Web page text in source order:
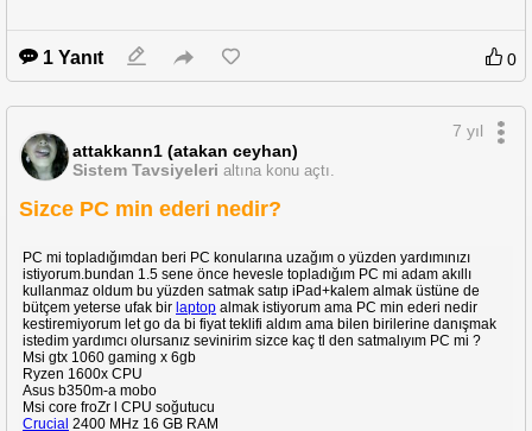
1 Yanıt 0
attakkann1 (atakan ceyhan)
Sistem Tavsiyeleri altına konu açtı.
7 yıl
Sizce PC min ederi nedir?
PC mi topladığımdan beri PC konularına uzağım o yüzden yardımınızı
istiyorum.bundan 1.5 sene önce hevesle topladığım PC mi adam akıllı
kullanmaz oldum bu yüzden satmak satıp iPad+kalem almak üstüne de
bütçem yeterse ufak bir laptop almak istiyorum ama PC min ederi nedir
kestiremiyorum let go da bi fiyat teklifi aldım ama bilen birilerine danışmak
istedim yardımcı olursanız sevinirim sizce kaç tl den satmalıyım PC mi ?
Msi gtx 1060 gaming x 6gb
Ryzen 1600x CPU
Asus b350m-a mobo
Msi core froZr l CPU soğutucu
Crucial 2400 MHz 16 GB RAM